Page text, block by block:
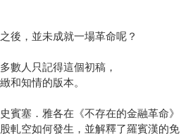
後，並未成就一場革命呢？
數人只記得這個初稿，
和知情的版本。
賓塞．雅各在《不存在的金融革命》
軋空如何發生，並解釋了羅賓漢的免